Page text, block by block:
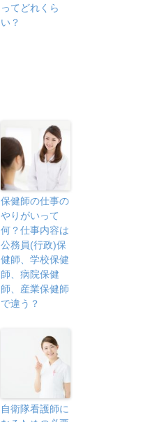
ってどれくら
い？
保健師の仕事の
やりがいって
何？仕事内容は
公務員(行政)保
健師、学校保健
師、病院保健
師、産業保健師
で違う？
自衛隊看護師に